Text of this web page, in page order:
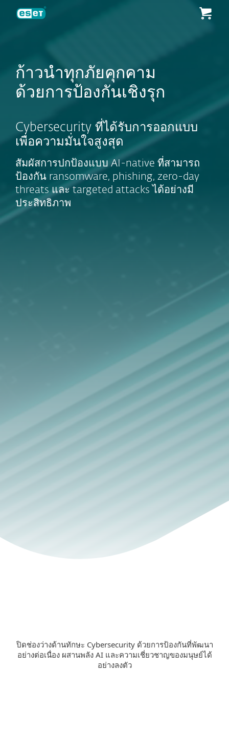
ก้าวนำทุกภัยคุกคาม
ด้วยการป้องกันเชิงรุก
Cybersecurity ที่ได้รับการออกแบบ
เพื่อความมั่นใจสูงสุด
สัมผัสการปกป้องแบบ AI-native ที่สามารถ
ป้องกัน ransomware, phishing, zero-day
threats และ targeted attacks ได้อย่างมี
ประสิทธิภาพ
ปิดช่องว่างด้านทักษะ Cybersecurity ด้วยการป้องกันที่พัฒนา
อย่างต่อเนื่อง ผสานพลัง AI และความเชี่ยวชาญของมนุษย์ได้
อย่างลงตัว
ESET